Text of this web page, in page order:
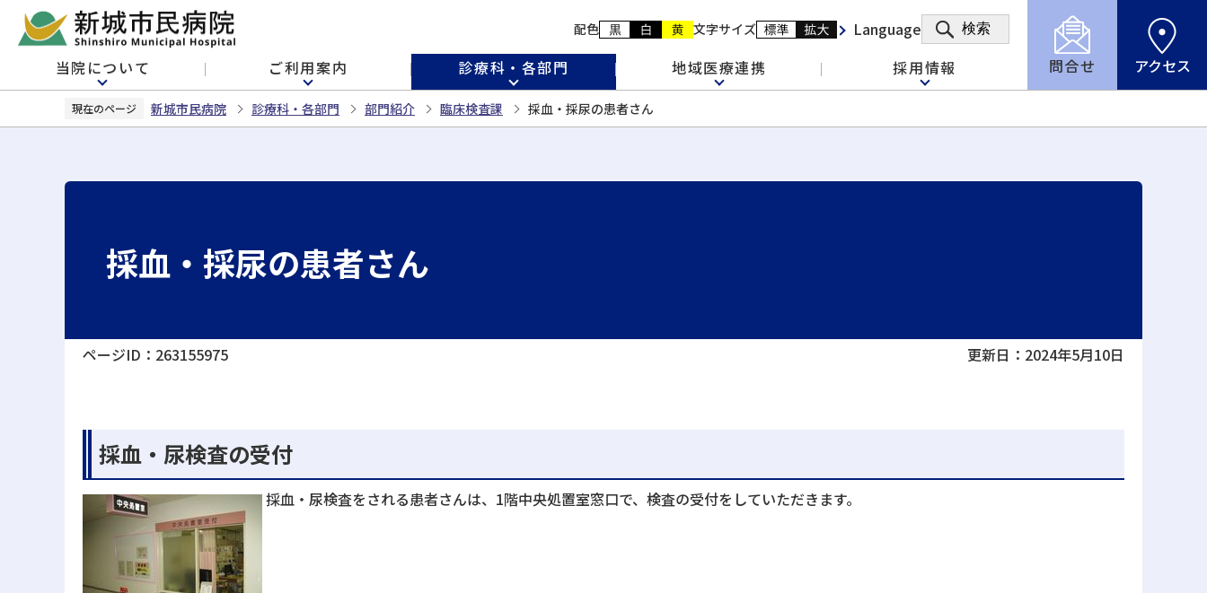
ー
の
配色 文字サイズ Language 検索
当院について ご利用案内 診療科・各部門 地域医療連携 採用情報 問合せ アクセス
現在のページ 新城市民病院 診療科・各部門 部門紹介 臨床検査課 採血・採尿の患者さん
採血・採尿の患者さん
ページID：263155975 更新日：2024年5月10日
採血・尿検査の受付
採血・尿検査をされる患者さんは、1階中央処置室窓口で、検査の受付をしていただきます。